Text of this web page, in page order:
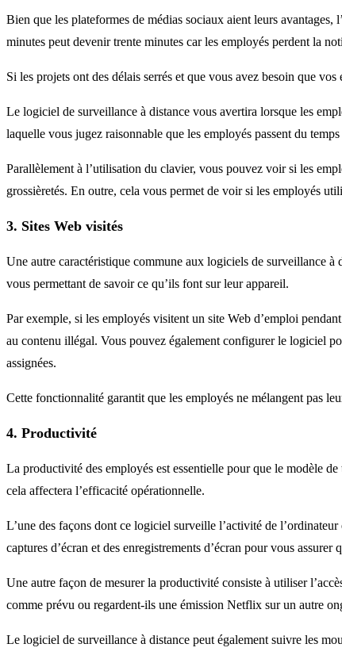
Bien que les plateformes de médias sociaux aient leurs
minutes peut devenir trente minutes car les employés perdent la
Si les projets ont des délais serrés et que vous avez besoin que
Le logiciel de surveillance à distance vous avertira lorsque les
laquelle vous jugez raisonnable que les employés passent du
Parallèlement à l’utilisation du clavier, vous pouvez voir si les
grossièretés. En outre, cela vous permet de voir si les employés
3. Sites Web visités
Une autre caractéristique commune aux logiciels de surveillance
vous permettant de savoir ce qu’ils font sur leur appareil.
Par exemple, si les employés visitent un site Web d’emploi
au contenu illégal. Vous pouvez également configurer le logiciel
assignées.
Cette fonctionnalité garantit que les employés ne mélangent pas
4. Productivité
La productivité des employés est essentielle pour que le modèle
cela affectera l’efficacité opérationnelle.
L’une des façons dont ce logiciel surveille l’activité de
captures d’écran et des enregistrements d’écran pour vous
Une autre façon de mesurer la productivité consiste à utiliser
comme prévu ou regardent-ils une émission Netflix sur un autre
Le logiciel de surveillance à distance peut également suivre les